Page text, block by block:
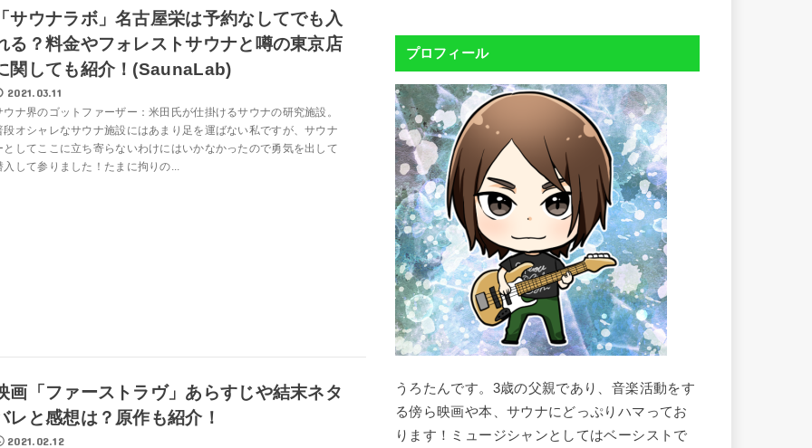
サウナラボ」名古屋栄は予約なしてでも入
る？料金やフォレストサウナと噂の東京店
関しても紹介！(SaunaLab)
2021.03.11
ウナ界のゴットファーザー：米田氏が仕掛けるサウナの研究施設。
段オシャレなサウナ施設にはあまり足を運ばない私ですが、サウナ
としてここに立ち寄らないわけにはいかなかったので勇気を出して
入して参りました！たまに拘りの...
画「ファーストラヴ」あらすじや結末ネタ
レと感想は？原作も紹介！
2021.02.12
プロフィール
うろたんです。3歳の父親であり、音楽活動をす
る傍ら映画や本、サウナにどっぷりハマってお
ります！ミュージシャンとしてはベーシストで